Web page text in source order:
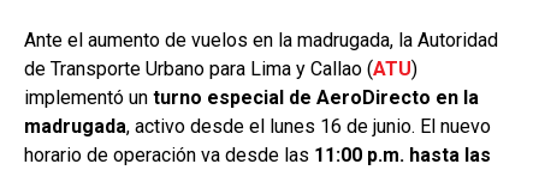
Ante el aumento de vuelos en la madrugada, la Autoridad
de Transporte Urbano para Lima y Callao (ATU)
implementó un turno especial de AeroDirecto en la
madrugada, activo desde el lunes 16 de junio. El nuevo
horario de operación va desde las 11:00 p.m. hasta las